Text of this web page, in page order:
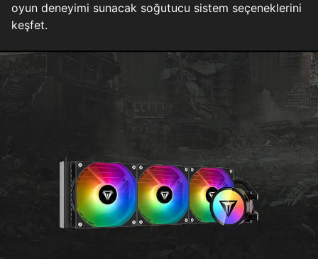
oyun deneyimi sunacak soğutucu sistem seçeneklerini
keşfet.